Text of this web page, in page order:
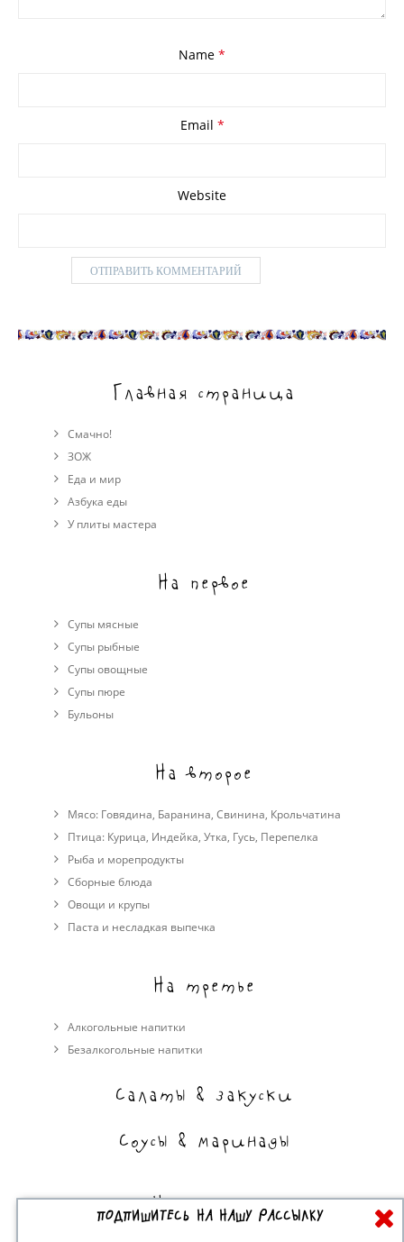
Name *
Email *
Website
Главная страница
Смачно!
ЗОЖ
Еда и мир
Азбука еды
У плиты мастера
На первое
Супы мясные
Супы рыбные
Супы овощные
Cупы пюре
Бульоны
На второе
Мясо: Говядина, Баранина, Свинина, Крольчатина
Птица: Курица, Индейка, Утка, Гусь, Перепелка
Рыба и морепродукты
Сборные блюда
Овощи и крупы
Паста и несладкая выпечка
На третье
Алкогольные напитки
Безалкогольные напитки
Салаты & закуски
Соусы & маринады
На сладкое
ПОДПИШИТЕСЬ НА НАШУ РАССЫЛКУ